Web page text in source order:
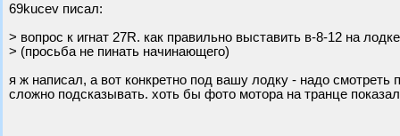
69kucev писал:
> вопрос к игнат 27R. как правильно выставить в-8-12 на
> (просьба не пинать начинающего)
я ж написал, а вот конкретно под вашу лодку - надо смотреть
сложно подсказывать. хоть бы фото мотора на транце